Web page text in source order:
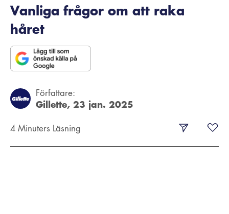
Vanliga frågor om att raka
håret
Författare:
Gillette, 23 jan. 2025
4 Minuters Läsning